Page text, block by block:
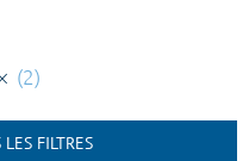
(2)
FILTRES